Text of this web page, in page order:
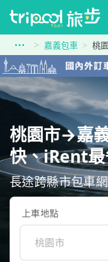
嘉義包車 桃
桃園市→嘉
快、iRent
長途跨縣市包車
上車地點